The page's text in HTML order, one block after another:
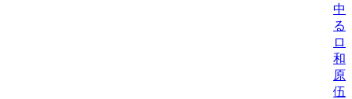
中
る
ロ
和
原
伍/